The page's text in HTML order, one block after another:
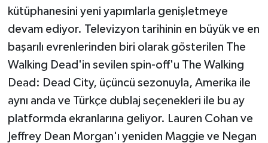
kütüphanesini yeni yapımlarla genişletmeye
devam ediyor. Televizyon tarihinin en büyük ve en
başarılı evrenlerinden biri olarak gösterilen The
Walking Dead'in sevilen spin-off'u The Walking
Dead: Dead City, üçüncü sezonuyla, Amerika ile
aynı anda ve Türkçe dublaj seçenekleri ile bu ay
platformda ekranlarına geliyor. Lauren Cohan ve
Jeffrey Dean Morgan'ı yeniden Maggie ve Negan
İNSAN
İş Dünyası
Jandarma
Kadın